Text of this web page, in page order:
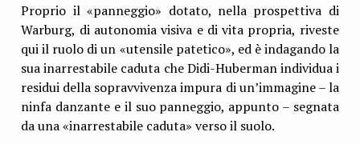
Proprio il «panneggio» dotato, nella prospettiva di
Warburg, di autonomia visiva e di vita propria, riveste
qui il ruolo di un «utensile patetico», ed è indagando la
sua inarrestabile caduta che Didi-Huberman individua i
residui della sopravvivenza impura di un’immagine – la
ninfa danzante e il suo panneggio, appunto – segnata
da una «inarrestabile caduta» verso il suolo.